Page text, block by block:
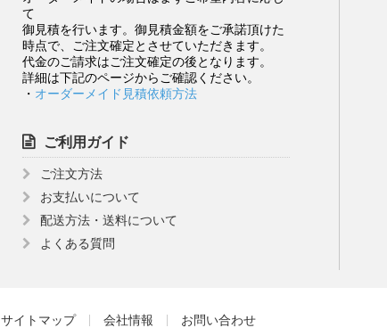
て
御見積を行います。御見積金額をご承諾頂けた
時点で、ご注文確定とさせていただきます。
代金のご請求はご注文確定の後となります。
詳細は下記のページからご確認ください。
・ オーダーメイド見積依頼方法
ご利用ガイド
ご注文方法
お支払いについて
配送方法・送料について
よくある質問
サイトマップ 会社情報 お問い合わせ